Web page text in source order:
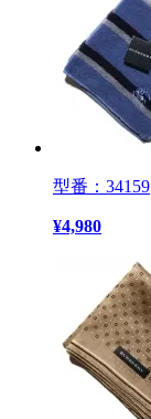
型番：34159
¥4,980